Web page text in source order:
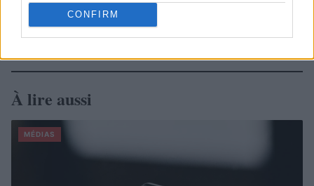
CONFIRM
À lire aussi
MÉDIAS